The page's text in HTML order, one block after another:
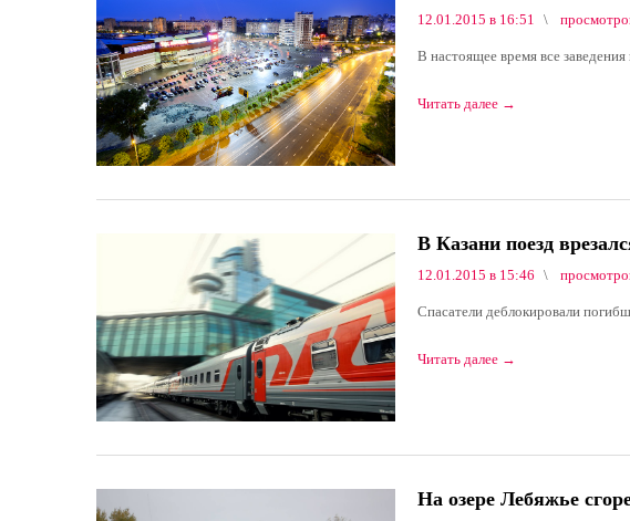
12.01.2015 в 16:51
В настоящее время все
Читать далее →
В Казани поезд
12.01.2015 в 15:46
Спасатели деблокировали
Читать далее →
На озере Лебяжье